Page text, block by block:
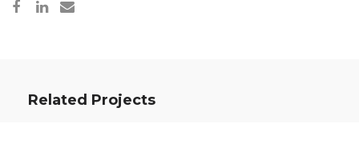
Related Projects